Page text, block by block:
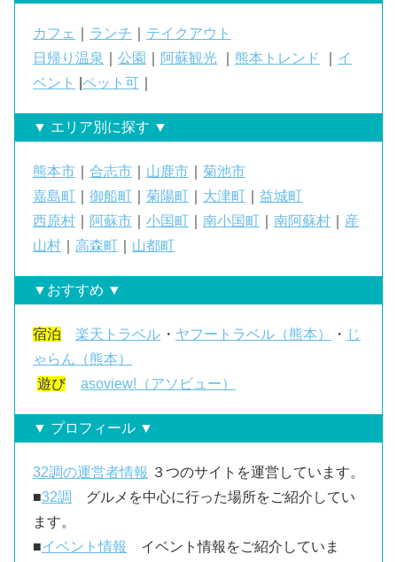
カフェ ランチ
テイクアウト
日帰り温泉
公園 阿蘇観光 熊本トレンド
イ
ベント
ペット可
▼ エリア別に探す ▼
熊本市 合志市 山鹿市
菊池市
嘉島町
御船町 菊陽町 大津町
益城町
西原村
阿蘇市 小国町 南小国町 南阿蘇村
産
山村
高森町 山都町
▼おすすめ ▼
宿泊 楽天トラベル ・ ヤフートラベル（熊本） ・ じ
ゃらん（熊本）
遊び
asoview!（アソビュー）
▼ プロフィール ▼
32調の運営者情報 ３つのサイトを運営しています。
■32調
グルメを中心に行った場所をご紹介してい
ます。
■イベント情報
イベント情報をご紹介していま